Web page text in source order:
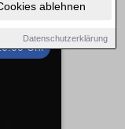
ablehnen
Datenschutzerklärung
Uhr